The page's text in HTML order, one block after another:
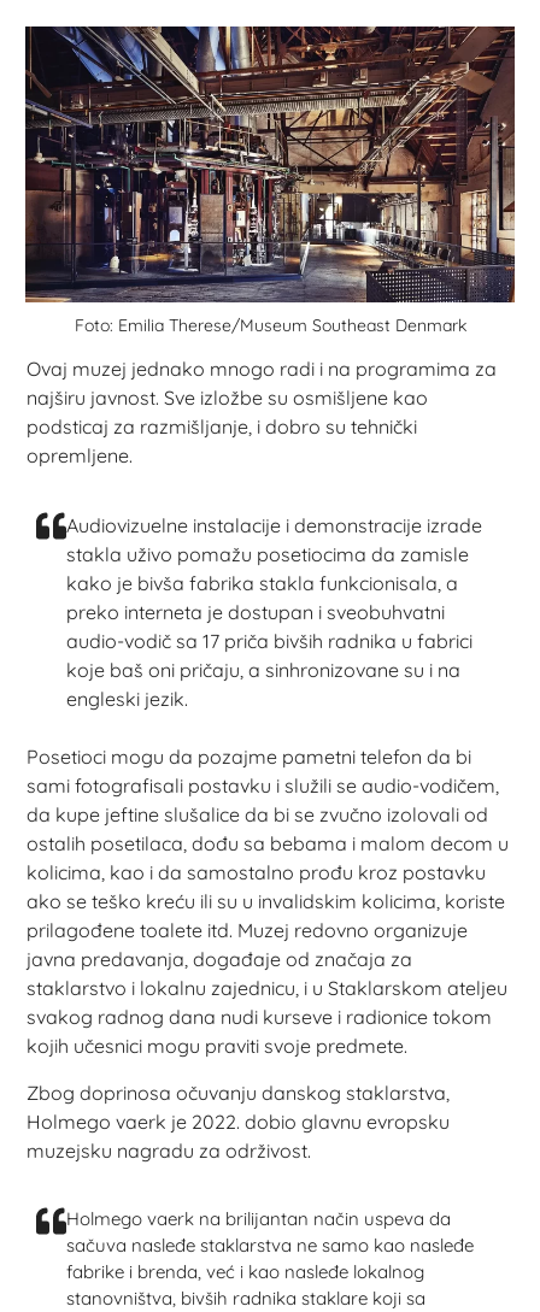
Foto: Emilia Therese/Museum Southeast Denmark
Ovaj muzej jednako mnogo radi i na programima za
najširu javnost. Sve izložbe su osmišljene kao
podsticaj za razmišljanje, i dobro su tehnički
opremljene.
Audiovizuelne instalacije i demonstracije izrade
stakla uživo pomažu posetiocima da zamisle
kako je bivša fabrika stakla funkcionisala, a
preko interneta je dostupan i sveobuhvatni
audio-vodič sa 17 priča bivših radnika u fabrici
koje baš oni pričaju, a sinhronizovane su i na
engleski jezik.
Posetioci mogu da pozajme pametni telefon da bi
sami fotografisali postavku i služili se audio-vodičem,
da kupe jeftine slušalice da bi se zvučno izolovali od
ostalih posetilaca, dođu sa bebama i malom decom u
kolicima, kao i da samostalno prođu kroz postavku
ako se teško kreću ili su u invalidskim kolicima, koriste
prilagođene toalete itd. Muzej redovno organizuje
javna predavanja, događaje od značaja za
staklarstvo i lokalnu zajednicu, i u Staklarskom ateljeu
svakog radnog dana nudi kurseve i radionice tokom
kojih učesnici mogu praviti svoje predmete.
Zbog doprinosa očuvanju danskog staklarstva,
Holmego vaerk je 2022. dobio glavnu evropsku
muzejsku nagradu za održivost.
Holmego vaerk na brilijantan način uspeva da
sačuva nasleđe staklarstva ne samo kao nasleđe
fabrike i brenda, već i kao nasleđe lokalnog
stanovništva, bivših radnika staklare koji sa